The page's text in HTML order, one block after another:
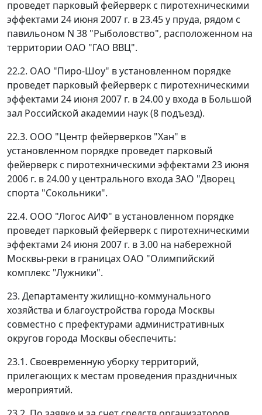
проведет парковый фейерверк с пиротехническими
эффектами 24 июня 2007 г. в 23.45 у пруда, рядом с
павильоном N 38 "Рыболовство", расположенном на
территории ОАО "ГАО ВВЦ".
22.2. ОАО "Пиро-Шоу" в установленном порядке
проведет парковый фейерверк с пиротехническими
эффектами 24 июня 2007 г. в 24.00 у входа в Большой
зал Российской академии наук (8 подъезд).
22.3. ООО "Центр фейерверков "Хан" в
установленном порядке проведет парковый
фейерверк с пиротехническими эффектами 23 июня
2006 г. в 24.00 у центрального входа ЗАО "Дворец
спорта "Сокольники".
22.4. ООО "Логос АИФ" в установленном порядке
проведет парковый фейерверк с пиротехническими
эффектами 24 июня 2007 г. в 3.00 на набережной
Москвы-реки в границах ОАО "Олимпийский
комплекс "Лужники".
23. Департаменту жилищно-коммунального
хозяйства и благоустройства города Москвы
совместно с префектурами административных
округов города Москвы обеспечить:
23.1. Своевременную уборку территорий,
прилегающих к местам проведения праздничных
мероприятий.